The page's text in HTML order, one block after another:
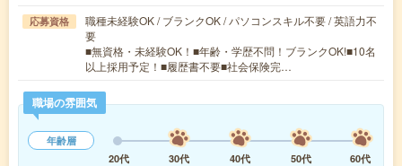
応募資格
職種未経験OK / ブランクOK / パソコンスキル不要 / 英語力不
要
■無資格・未経験OK！■年齢・学歴不問！ブランクOK!■10名
以上採用予定！■履歴書不要■社会保険完…
職場の雰囲気
年齢層
20代
30代 40代 50代
60代